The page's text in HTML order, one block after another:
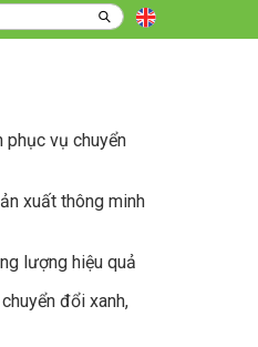
phục vụ chuyển
xuất thông minh
lượng hiệu quả
đổi xanh,